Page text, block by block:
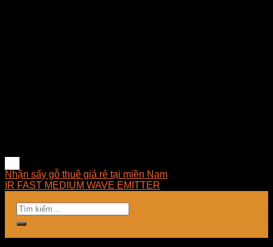
Nhận sấy gỗ thuê giá rẻ tại miền Nam
IR FAST MEDIUM WAVE EMITTER